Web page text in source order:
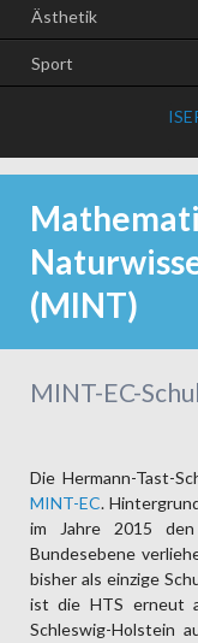
Ästhetik
Sport
(MINT)
MINT-EC-
Die Hermann-Tast-
MINT-EC.
im Jahre 2015
Bundesebene
bisher als einzige
ist die HTS erneut
Schleswig-Holstein